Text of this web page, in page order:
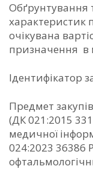
Обґрунтування
характеристик
очікувана
призначення в
Ідентифікатор
Предмет
(ДК 021:2015
медичної
024:2023 36386